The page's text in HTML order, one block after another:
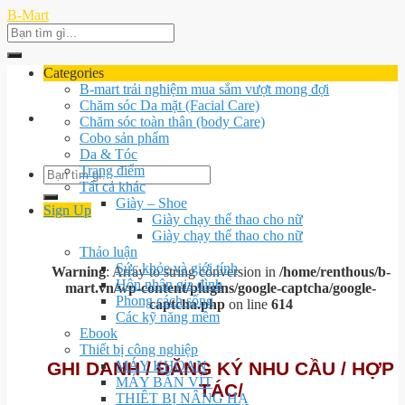
Skip
to
content
B-Mart
Search
for:
Search
for:
Sign Up
Warning: Array to string conversion in /home/renthous/b-
mart.vn/wp-content/plugins/google-captcha/google-
captcha.phpon line 614
GHI DANH / ĐĂNG KÝ NHU CẦU / HỢP
TÁC/
Categories
B-mart trải nghiệm mua sắm vượt mong đợi
Chăm sóc Da mặt (Facial Care)
Chăm sóc toàn thân (body Care)
Cobo sản phẩm
Da & Tóc
Trang điểm
Tất cả khác
Giày – Shoe
Giày chạy thể thao cho nữ
Giày chạy thể thao cho nữ
Thảo luận
Sức khỏe và giới tính
Hôn nhân gia đình
Phong cách sống
Các kỹ năng mềm
Ebook
Thiết bị công nghiệp
MÁY KHOAN
MÁY BẮN VÍT
THIÊT BỊ NÂNG HẠ